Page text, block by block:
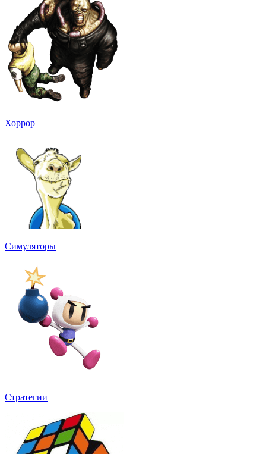
Хоррор
Симуляторы
Стратегии